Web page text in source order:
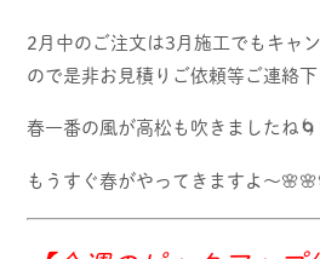
2月中のご注文は3月施工でもキャ
ので是非お見積りご依頼等ご連絡
春一番の風が高松も吹きましたね
もうすぐ春がやってきますよ～